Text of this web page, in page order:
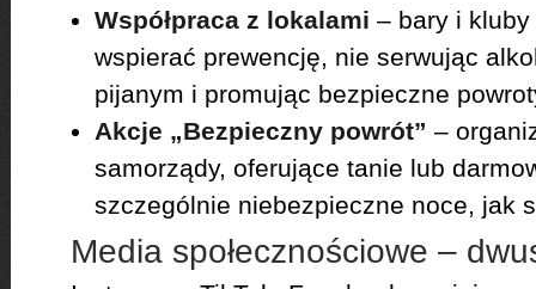
Współpraca z lokalami – bary i
wspierać prewencję, nie serwując
pijanym i promując bezpieczne
Akcje „Bezpieczny powrót” –
samorządy, oferujące tanie lub
szczególnie niebezpieczne noce, jak
Media społecznościowe –